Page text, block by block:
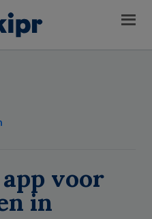
voor
in